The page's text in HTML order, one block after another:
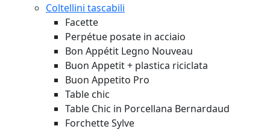
Coltellini tascabili
Facette
Perpétue posate in acciaio
Bon Appétit Legno Nouveau
Buon Appetit + plastica riciclata
Buon Appetito Pro
Table chic
Table Chic in Porcellana Bernardaud
Forchette Sylve